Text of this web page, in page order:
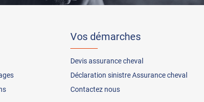
Vos démarches
Devis assurance cheval
Déclaration sinistre Assurance cheval
Contactez nous